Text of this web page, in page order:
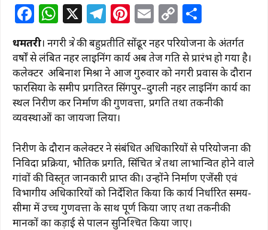
F
a
c
e
b
o
o
k
W
h
at
s
A
p
p
X T
el
e
g
ra
m
Pi
n
te
re
st
E
ai
l
C
o
p
y
Li
n
h
ar
e
धमतरी। नगरी क्षेत्र की बहुप्रतीक्षित सोंढूर नहर परियोजना के अंतर्गत
वर्षों से लंबित नहर लाइनिंग कार्य अब तेज गति से प्रारंभ हो गया है।
कलेक्टर अबिनाश मिश्रा ने आज गुरुवार को नगरी प्रवास के दौरान
फारसिया के समीप प्रगतिरत सिंगपुर–दुगली नहर लाइनिंग कार्य का
स्थल निरीक्षण कर निर्माण की गुणवत्ता, प्रगति तथा तकनीकी
व्यवस्थाओं का जायजा लिया।
निरीक्षण के दौरान कलेक्टर ने संबंधित अधिकारियों से परियोजना की
निविदा प्रक्रिया, भौतिक प्रगति, सिंचित क्षेत्र तथा लाभान्वित होने वाले
गांवों की विस्तृत जानकारी प्राप्त की। उन्होंने निर्माण एजेंसी एवं
विभागीय अधिकारियों को निर्देशित किया कि कार्य निर्धारित समय-
सीमा में उच्च गुणवत्ता के साथ पूर्ण किया जाए तथा तकनीकी
मानकों का कड़ाई से पालन सुनिश्चित किया जाए।